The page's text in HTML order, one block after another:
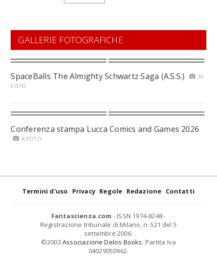
GALLERIE FOTOGRAFICHE
SpaceBalls The Almighty Schwartz Saga (A.S.S.)
10
FOTO
Conferenza stampa Lucca Comics and Games 2026
4 FOTO
Termini d'uso Privacy Regole Redazione Contatti
Fantascienza.com - ISSN 1974-8248 -
Registrazione tribunale di Milano, n. 521 del 5
settembre 2006.
©2003 Associazione Delos Books. Partita Iva
04029050962.